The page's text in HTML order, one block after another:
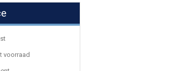
voorraad